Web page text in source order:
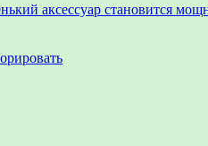
аксессуар становится